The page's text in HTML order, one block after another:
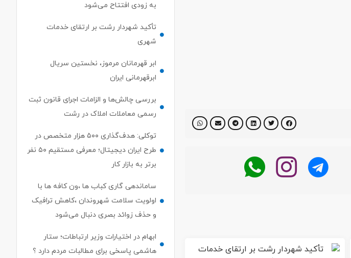
به زودی افتتاح می‌شود
تأکید شهردار رشت بر ارتقای خدمات
شهری
ابر قهرمانان مرموز، نخستین سریال
ابرقهرمانی ایران
بررسی چالش‌ها و الزامات اجرای قانون ثبت
رسمی معاملات املاک در رشت
توکلی: هدف‌گذاری ۵۰۰ هزار متخصص در
طرح ایران دیجیتال؛ معرفی مستقیم ۵۰ نفر
برتر به بازار کار
ساماندهی گاری کباب ها ،ون کافه ها با
اولویت سلامت شهروندان ،کاهش ترافیک
و حذف زوائد بصری دنبال می‌شود
ابهام در اختیارات وزیر ارتباطات؛ ستار
هاشمی پاسخی برای مطالبات مردم دارد ؟